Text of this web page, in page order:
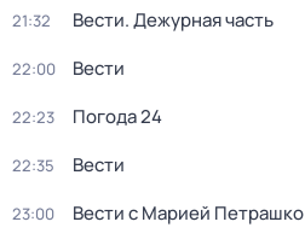
21:32 Вести. Дежурная часть
22:00 Вести
22:23 Погода 24
22:35 Вести
23:00 Вести с Марией Петрашко